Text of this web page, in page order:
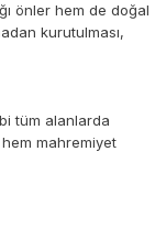
önler hem de doğal
kurutulması,
tüm alanlarda
mahremiyet